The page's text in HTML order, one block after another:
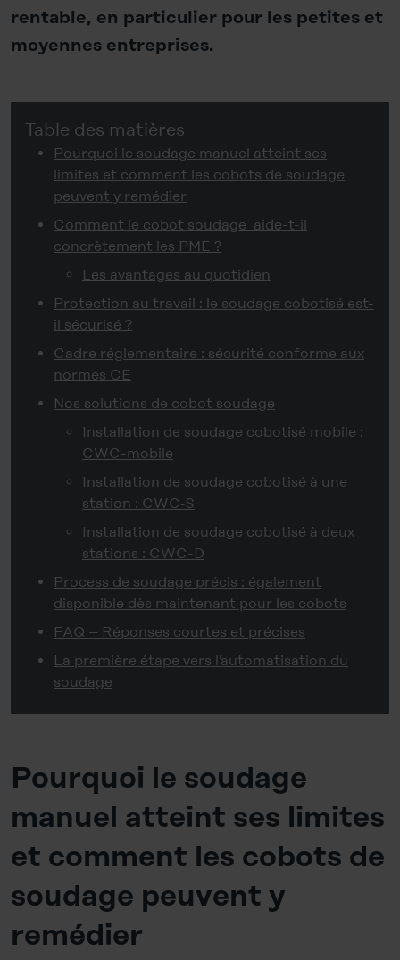
rentable, en particulier pour les petites et
moyennes entreprises.
Table des matières
Pourquoi le soudage manuel atteint ses
limites et comment les cobots de soudage
peuvent y remédier
Comment le cobot soudage aide-t-il
concrètement les PME ?
Les avantages au quotidien
Protection au travail : le soudage cobotisé est-
il sécurisé ?
Cadre réglementaire : sécurité conforme aux
normes CE
Nos solutions de cobot soudage
Installation de soudage cobotisé mobile :
CWC-mobile
Installation de soudage cobotisé à une
station : CWC‑S
Installation de soudage cobotisé à deux
stations : CWC-D
Process de soudage précis : également
disponible dès maintenant pour les cobots
FAQ – Réponses courtes et précises
La première étape vers l’automatisation du
soudage
Pourquoi le soudage
manuel atteint ses limites
et comment les cobots de
soudage peuvent y
remédier